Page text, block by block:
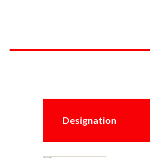
Designation